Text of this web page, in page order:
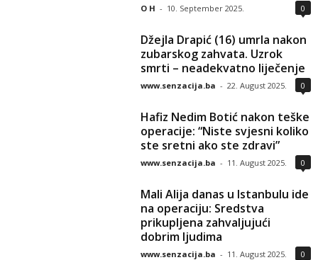
O H - 10. September 2025. 0
Džejla Drapić (16) umrla nakon
zubarskog zahvata. Uzrok
smrti – neadekvatno liječenje
www.senzacija.ba - 22. August 2025. 0
Hafiz Nedim Botić nakon teške
operacije: “Niste svjesni koliko
ste sretni ako ste zdravi”
www.senzacija.ba - 11. August 2025. 0
Mali Alija danas u Istanbulu ide
na operaciju: Sredstva
prikupljena zahvaljujući
dobrim ljudima
www.senzacija.ba - 11. August 2025. 0